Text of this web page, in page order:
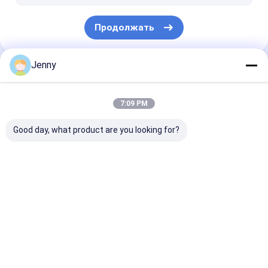
Продолжать
Наши Категории
Jenny
7:09 PM
Good day, what product are you looking for?